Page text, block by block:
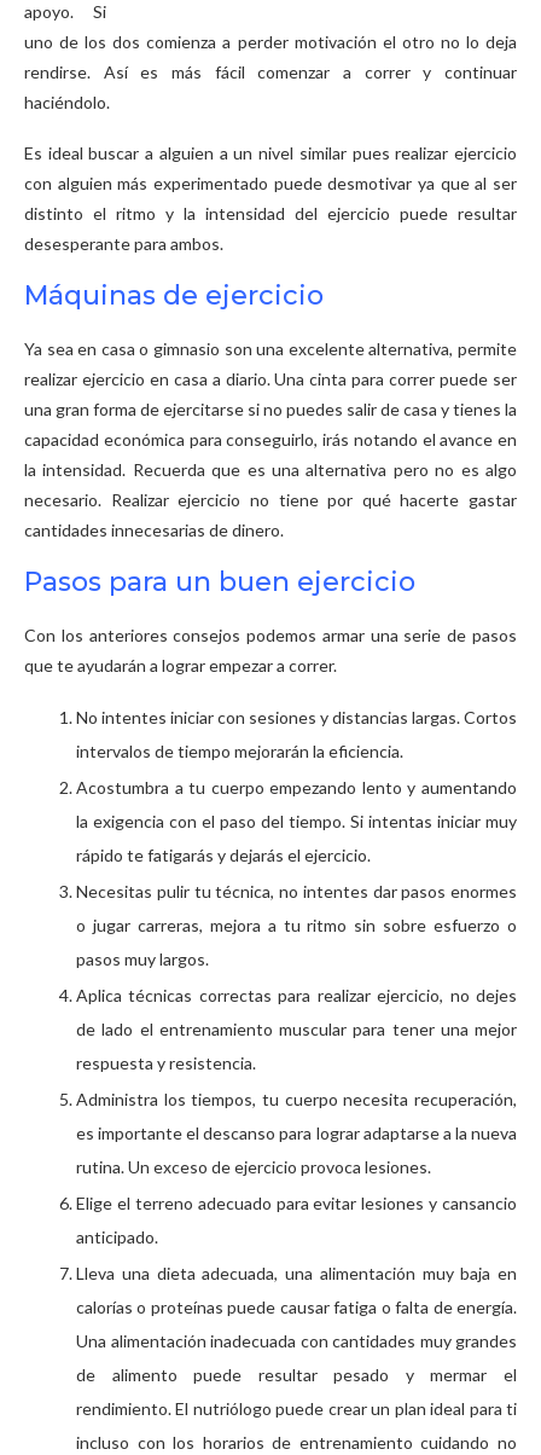
apoyo. Si
uno de los dos comienza a perder motivación el otro no lo deja
rendirse. Así es más fácil comenzar a correr y continuar
haciéndolo.
Es ideal buscar a alguien a un nivel similar pues realizar ejercicio
con alguien más experimentado puede desmotivar ya que al ser
distinto el ritmo y la intensidad del ejercicio puede resultar
desesperante para ambos.
Máquinas de ejercicio
Ya sea en casa o gimnasio son una excelente alternativa, permite
realizar ejercicio en casa a diario. Una cinta para correr puede ser
una gran forma de ejercitarse si no puedes salir de casa y tienes la
capacidad económica para conseguirlo, irás notando el avance en
la intensidad. Recuerda que es una alternativa pero no es algo
necesario. Realizar ejercicio no tiene por qué hacerte gastar
cantidades innecesarias de dinero.
Pasos para un buen ejercicio
Con los anteriores consejos podemos armar una serie de pasos
que te ayudarán a lograr empezar a correr.
No intentes iniciar con sesiones y distancias largas. Cortos
intervalos de tiempo mejorarán la eficiencia.
Acostumbra a tu cuerpo empezando lento y aumentando
la exigencia con el paso del tiempo. Si intentas iniciar muy
rápido te fatigarás y dejarás el ejercicio.
Necesitas pulir tu técnica, no intentes dar pasos enormes
o jugar carreras, mejora a tu ritmo sin sobre esfuerzo o
pasos muy largos.
Aplica técnicas correctas para realizar ejercicio, no dejes
de lado el entrenamiento muscular para tener una mejor
respuesta y resistencia.
Administra los tiempos, tu cuerpo necesita recuperación,
es importante el descanso para lograr adaptarse a la nueva
rutina. Un exceso de ejercicio provoca lesiones.
Elige el terreno adecuado para evitar lesiones y cansancio
anticipado.
Lleva una dieta adecuada, una alimentación muy baja en
calorías o proteínas puede causar fatiga o falta de energía.
Una alimentación inadecuada con cantidades muy grandes
de alimento puede resultar pesado y mermar el
rendimiento. El nutriólogo puede crear un plan ideal para ti
incluso con los horarios de entrenamiento cuidando no